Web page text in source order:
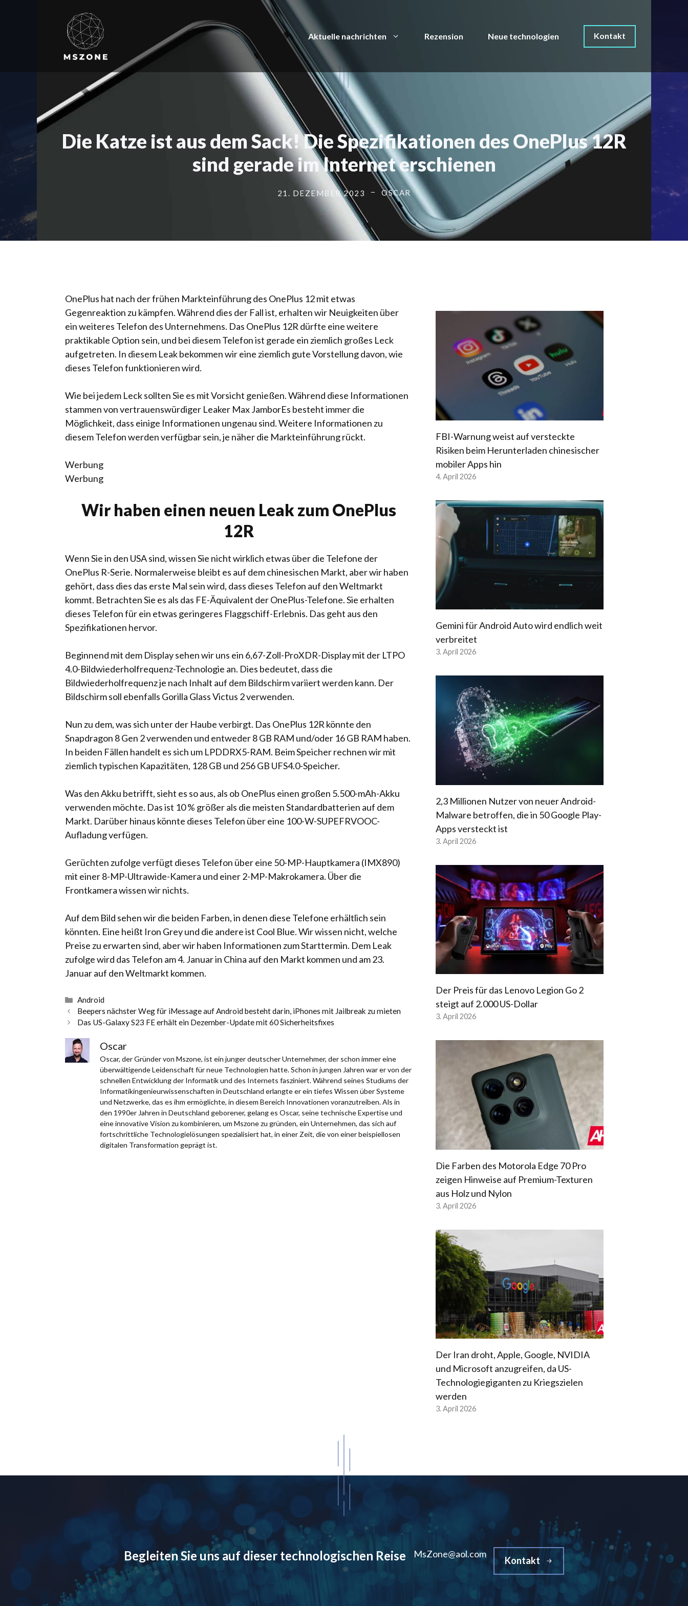
Aktuelle nachrichten Rezension Neue technologien Kontakt
Die Katze ist aus dem Sack! Die Spezifikationen des OnePlus 12R
sind gerade im Internet erschienen
21. DEZEMBER 2023 OSCAR
OnePlus hat nach der frühen Markteinführung des OnePlus 12 mit etwas
Gegenreaktion zu kämpfen. Während dies der Fall ist, erhalten wir Neuigkeiten über
ein weiteres Telefon des Unternehmens. Das OnePlus 12R dürfte eine weitere
praktikable Option sein, und bei diesem Telefon ist gerade ein ziemlich großes Leck
aufgetreten. In diesem Leak bekommen wir eine ziemlich gute Vorstellung davon, wie
dieses Telefon funktionieren wird.
Wie bei jedem Leck sollten Sie es mit Vorsicht genießen. Während diese Informationen
stammen vonvertrauenswürdiger Leaker Max JamborEs besteht immer die
Möglichkeit, dass einige Informationen ungenau sind. Weitere Informationen zu
diesem Telefon werden verfügbar sein, je näher die Markteinführung rückt.
Werbung
Werbung
Wir haben einen neuen Leak zum OnePlus
12R
Wenn Sie in den USA sind, wissen Sie nicht wirklich etwas über die Telefone der
OnePlus R-Serie. Normalerweise bleibt es auf dem chinesischen Markt, aber wir haben
gehört, dass dies das erste Mal sein wird, dass dieses Telefon auf den Weltmarkt
kommt. Betrachten Sie es als das FE-Äquivalent der OnePlus-Telefone. Sie erhalten
dieses Telefon für ein etwas geringeres Flaggschiff-Erlebnis. Das geht aus den
Spezifikationen hervor.
Beginnend mit dem Display sehen wir uns ein 6,67-Zoll-ProXDR-Display mit der LTPO
4.0-Bildwiederholfrequenz-Technologie an. Dies bedeutet, dass die
Bildwiederholfrequenz je nach Inhalt auf dem Bildschirm variiert werden kann. Der
Bildschirm soll ebenfalls Gorilla Glass Victus 2 verwenden.
Nun zu dem, was sich unter der Haube verbirgt. Das OnePlus 12R könnte den
Snapdragon 8 Gen 2 verwenden und entweder 8 GB RAM und/oder 16 GB RAM haben.
In beiden Fällen handelt es sich um LPDDRX5-RAM. Beim Speicher rechnen wir mit
ziemlich typischen Kapazitäten, 128 GB und 256 GB UFS4.0-Speicher.
Was den Akku betrifft, sieht es so aus, als ob OnePlus einen großen 5.500-mAh-Akku
verwenden möchte. Das ist 10 % größer als die meisten Standardbatterien auf dem
Markt. Darüber hinaus könnte dieses Telefon über eine 100-W-SUPEFRVOOC-
Aufladung verfügen.
Gerüchten zufolge verfügt dieses Telefon über eine 50-MP-Hauptkamera (IMX890)
mit einer 8-MP-Ultrawide-Kamera und einer 2-MP-Makrokamera. Über die
Frontkamera wissen wir nichts.
Auf dem Bild sehen wir die beiden Farben, in denen diese Telefone erhältlich sein
könnten. Eine heißt Iron Grey und die andere ist Cool Blue. Wir wissen nicht, welche
Preise zu erwarten sind, aber wir haben Informationen zum Starttermin. Dem Leak
zufolge wird das Telefon am 4. Januar in China auf den Markt kommen und am 23.
Januar auf den Weltmarkt kommen.
Kategorien
Android
Beepers nächster Weg für iMessage auf Android besteht darin, iPhones mit Jailbreak zu mieten
Das US-Galaxy S23 FE erhält ein Dezember-Update mit 60 Sicherheitsfixes
Oscar
Oscar, der Gründer von Mszone, ist ein junger deutscher Unternehmer, der schon immer eine
überwältigende Leidenschaft für neue Technologien hatte. Schon in jungen Jahren war er von der
schnellen Entwicklung der Informatik und des Internets fasziniert. Während seines Studiums der
Informatikingenieurwissenschaften in Deutschland erlangte er ein tiefes Wissen über Systeme
und Netzwerke, das es ihm ermöglichte, in diesem Bereich Innovationen voranzutreiben. Als in
den 1990er Jahren in Deutschland geborener, gelang es Oscar, seine technische Expertise und
eine innovative Vision zu kombinieren, um Mszone zu gründen, ein Unternehmen, das sich auf
fortschrittliche Technologielösungen spezialisiert hat, in einer Zeit, die von einer beispiellosen
digitalen Transformation geprägt ist.
FBI-Warnung weist auf versteckte
Risiken beim Herunterladen chinesischer
mobiler Apps hin
4. April 2026
Gemini für Android Auto wird endlich weit
verbreitet
3. April 2026
2,3 Millionen Nutzer von neuer Android-
Malware betroffen, die in 50 Google Play-
Apps versteckt ist
3. April 2026
Der Preis für das Lenovo Legion Go 2
steigt auf 2.000 US-Dollar
3. April 2026
Die Farben des Motorola Edge 70 Pro
zeigen Hinweise auf Premium-Texturen
aus Holz und Nylon
3. April 2026
Der Iran droht, Apple, Google, NVIDIA
und Microsoft anzugreifen, da US-
Technologiegiganten zu Kriegszielen
werden
3. April 2026
Begleiten Sie uns auf dieser technologischen Reise MsZone@aol.com
Kontakt